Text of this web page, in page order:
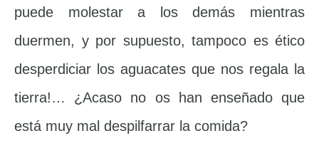
puede molestar a los demás mientras
duermen, y por supuesto, tampoco es ético
desperdiciar los aguacates que nos regala la
tierra!… ¿Acaso no os han enseñado que
está muy mal despilfarrar la comida?